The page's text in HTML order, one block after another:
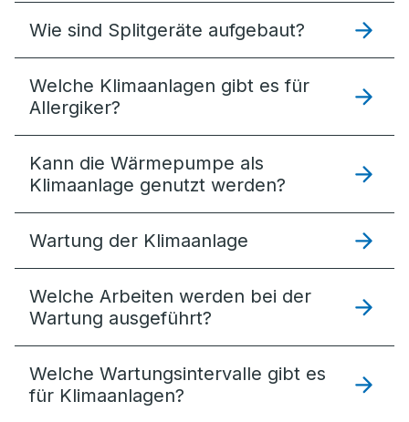
Wie sind Splitgeräte aufgebaut?
Welche Klimaanlagen gibt es für
Allergiker?
Kann die Wärmepumpe als
Klimaanlage genutzt werden?
Wartung der Klimaanlage
Welche Arbeiten werden bei der
Wartung ausgeführt?
Welche Wartungsintervalle gibt es
für Klimaanlagen?